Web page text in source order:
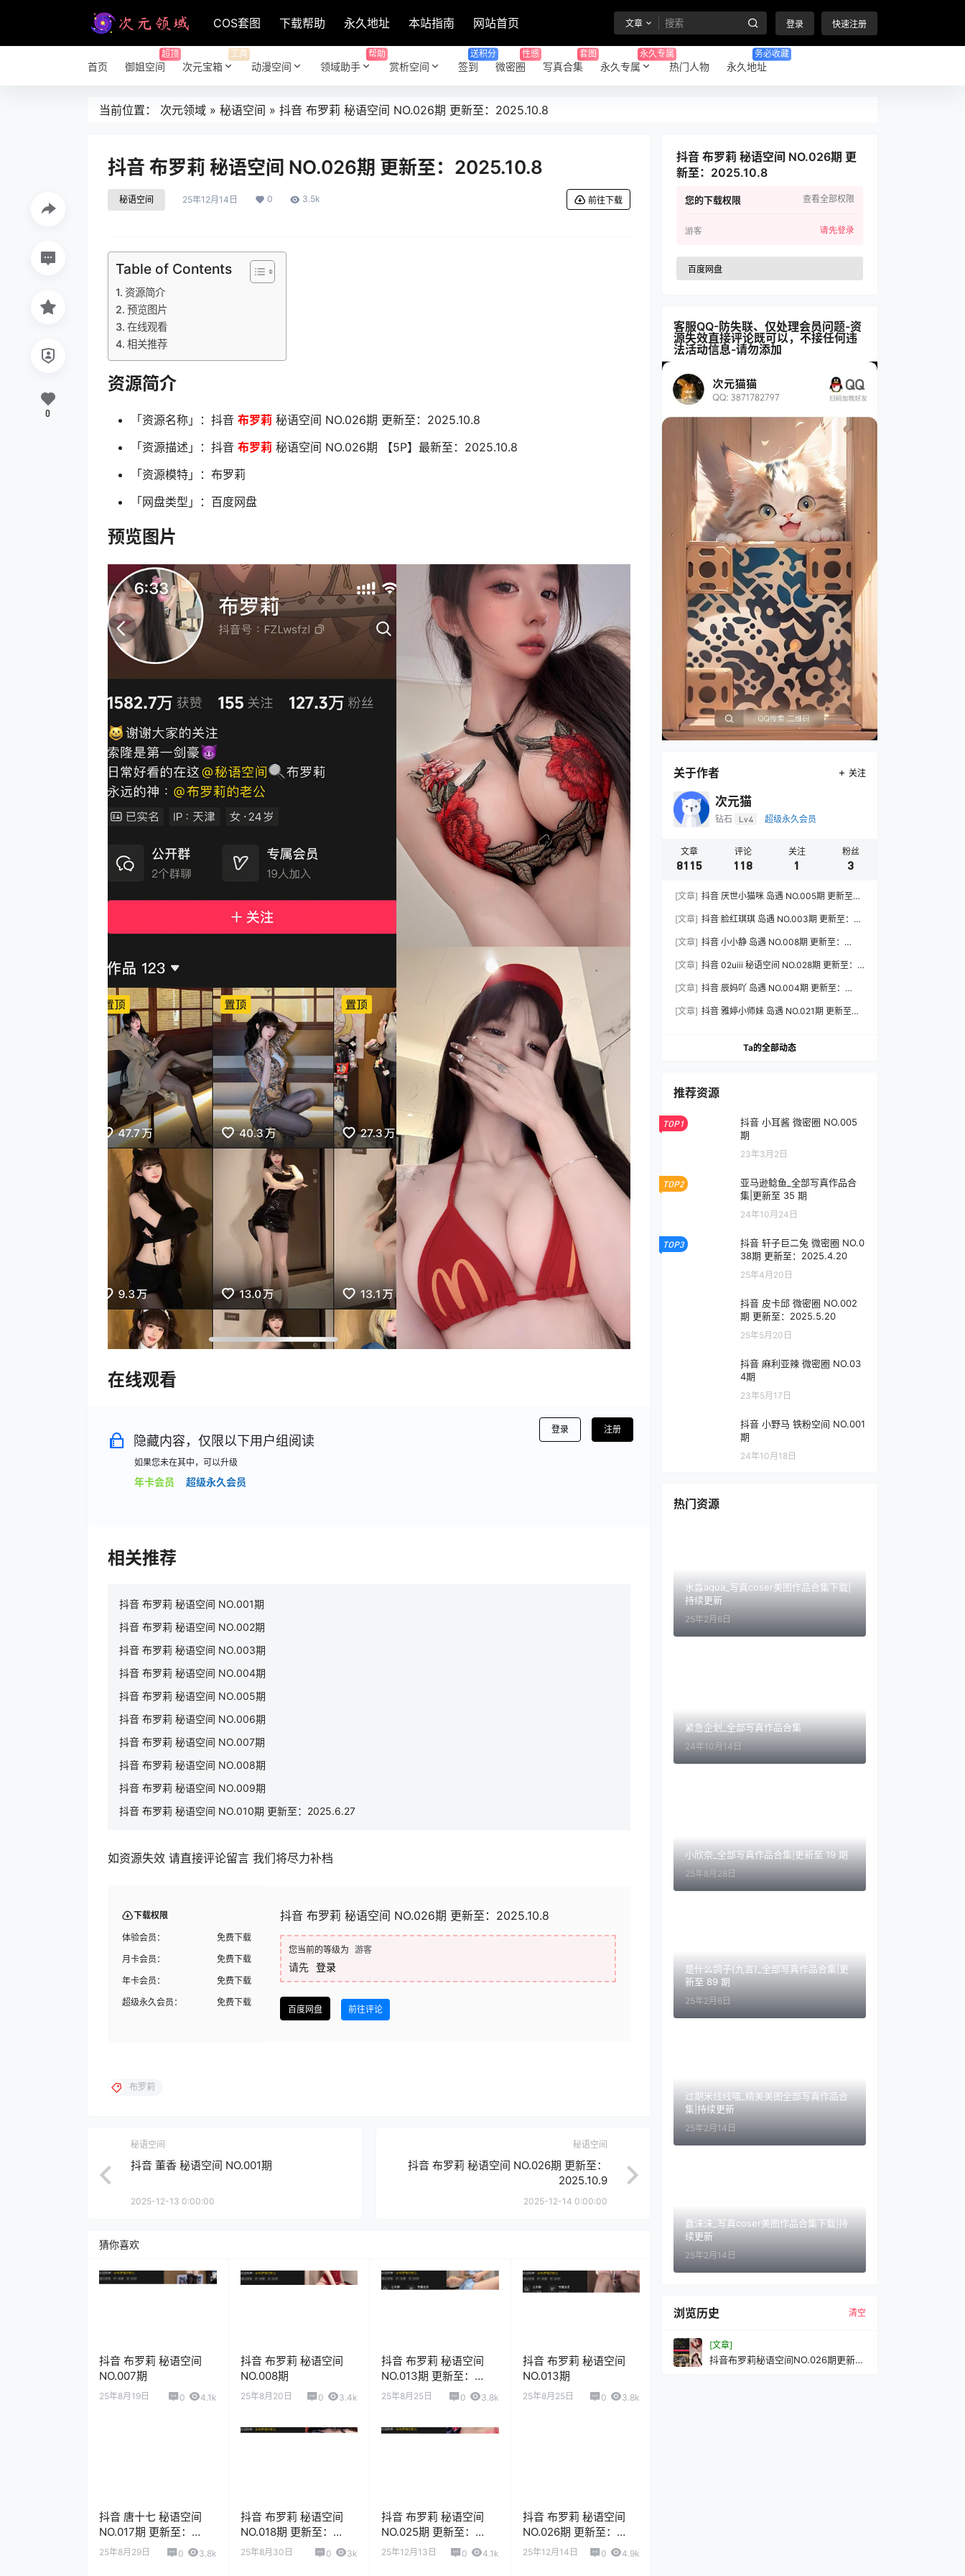
COS套图 下载帮助 永久地址 本站指南 网站首页 文章 登录 快速注册
首页 御姐空间
超顶
次元宝箱
工具
动漫空间 领域助手
帮助
赏析空间 签到
送积分
微密圈
性感
写真合集
套图
永久专属
永久专属
热门人物 永久地址
务必收藏
当前位置： 次元领域 » 秘语空间 » 抖音 布罗莉 秘语空间 NO.026期 更新至：2025.10.8
抖音 布罗莉 秘语空间 NO.026期 更新至：2025.10.8
秘语空间 25年12月14日 0 3.5k 前往下载
Table of Contents
资源简介
预览图片
在线观看
相关推荐
资源简介
「资源名称」：抖音 布罗莉 秘语空间 NO.026期 更新至：2025.10.8
「资源描述」：抖音 布罗莉 秘语空间 NO.026期 【5P】最新至：2025.10.8
「资源模特」：布罗莉
「网盘类型」：百度网盘
预览图片
在线观看
隐藏内容，仅限以下用户组阅读
如果您未在其中，可以升级
年卡会员 超级永久会员
登录 注册
相关推荐
抖音 布罗莉 秘语空间 NO.001期
抖音 布罗莉 秘语空间 NO.002期
抖音 布罗莉 秘语空间 NO.003期
抖音 布罗莉 秘语空间 NO.004期
抖音 布罗莉 秘语空间 NO.005期
抖音 布罗莉 秘语空间 NO.006期
抖音 布罗莉 秘语空间 NO.007期
抖音 布罗莉 秘语空间 NO.008期
抖音 布罗莉 秘语空间 NO.009期
抖音 布罗莉 秘语空间 NO.010期 更新至：2025.6.27
如资源失效 请直接评论留言 我们将尽力补档
下载权限
体验会员：
免费下载
月卡会员：
免费下载
年卡会员：
免费下载
超级永久会员：
免费下载
抖音 布罗莉 秘语空间 NO.026期 更新至：2025.10.8
您当前的等级为 游客
请先 登录
百度网盘 前往评论
0
布罗莉
秘语空间
抖音 董香 秘语空间 NO.001期
2025-12-13 0:00:00
秘语空间
抖音 布罗莉 秘语空间 NO.026期 更新至：
2025.10.9
2025-12-14 0:00:00
猜你喜欢
抖音 布罗莉 秘语空间
NO.007期
25年8月19日 0 4.1k
抖音 布罗莉 秘语空间
NO.008期
25年8月20日 0 3.4k
抖音 布罗莉 秘语空间
NO.013期 更新至：
2025.7.28
25年8月25日 0 3.8k
抖音 布罗莉 秘语空间
NO.013期
25年8月25日 0 3.8k
抖音 唐十七 秘语空间
NO.017期 更新至：
2025.10.16
25年8月29日 0 3.8k
抖音 布罗莉 秘语空间
NO.018期 更新至：
2025.8.31
25年8月30日 0 3k
抖音 布罗莉 秘语空间
NO.025期 更新至：
2025.10.6
25年12月13日 0 4.1k
抖音 布罗莉 秘语空间
NO.026期 更新至：
2025.10.9
25年12月14日 0 4.9k
抖音 布罗莉 秘语空间 NO.026期 更
新至：2025.10.8
您的下载权限 查看全部权限
游客 请先登录
百度网盘
客服QQ-防失联、仅处理会员问题-资
源失效直接评论既可以，不接任何违
法活动信息-请勿添加
关于作者 关注
次元猫
钻石 Lv4 超级永久会员
文章
8115
评论
118
关注
1
粉丝
3
[文章] 抖音 厌世小猫咪 岛遇 NO.005期 更新至：
[文章] 抖音 脸红琪琪 岛遇 NO.003期 更新至：
[文章] 抖音 小小静 岛遇 NO.008期 更新至：
[文章] 抖音 02uiii 秘语空间 NO.028期 更新至：
[文章] 抖音 辰妈吖 岛遇 NO.004期 更新至：
[文章] 抖音 雅婷小师妹 岛遇 NO.021期 更新至：
Ta的全部动态
推荐资源
TOP1
抖音 小耳酱 微密圈 NO.005
期
23年3月2日
TOP2
亚马逊鲶鱼_全部写真作品合
集|更新至 35 期
24年10月24日
TOP3
抖音 轩子巨二兔 微密圈 NO.0
38期 更新至：2025.4.20
25年4月20日
抖音 皮卡邱 微密圈 NO.002
期 更新至：2025.5.20
25年5月20日
抖音 麻利亚辣 微密圈 NO.03
4期
23年5月17日
抖音 小野马 铁粉空间 NO.001
期
24年10月18日
热门资源
水淼aqua_写真coser美图作品合集下载|
持续更新
25年2月6日
紧急企划_全部写真作品合集
24年10月14日
小欣奈_全部写真作品合集|更新至 19 期
25年8月28日
是什么鸽子(九言)_全部写真作品合集|更
新至 89 期
25年2月6日
过期米线线喵_精美美图全部写真作品合
集|持续更新
25年2月14日
蠢沫沫_写真coser美图作品合集下载|持
续更新
25年2月14日
浏览历史 清空
[文章]
抖音布罗莉秘语空间NO.026期更新